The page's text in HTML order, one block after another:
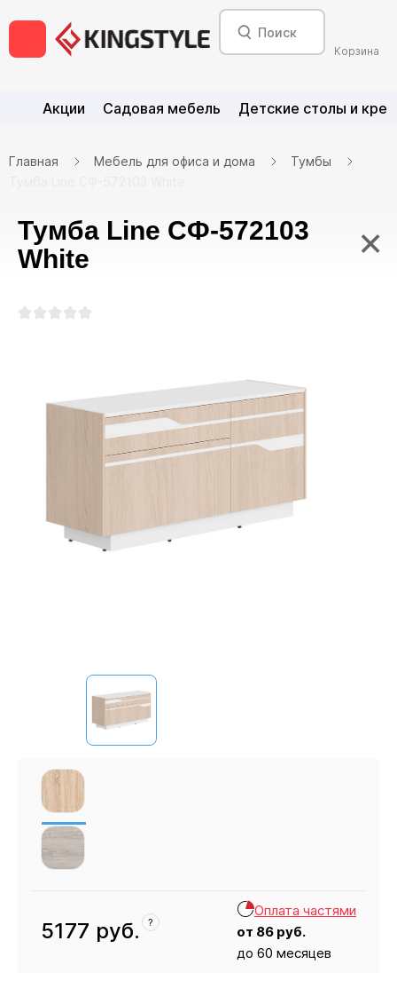
Корзина
Акции Садовая мебель Детские столы и
Главная Мебель для офиса и дома
Тумбы
Тумба Line СФ-572103
White
5177 руб. ?
Оплата частями
от 86 руб.
до 60 месяцев
×